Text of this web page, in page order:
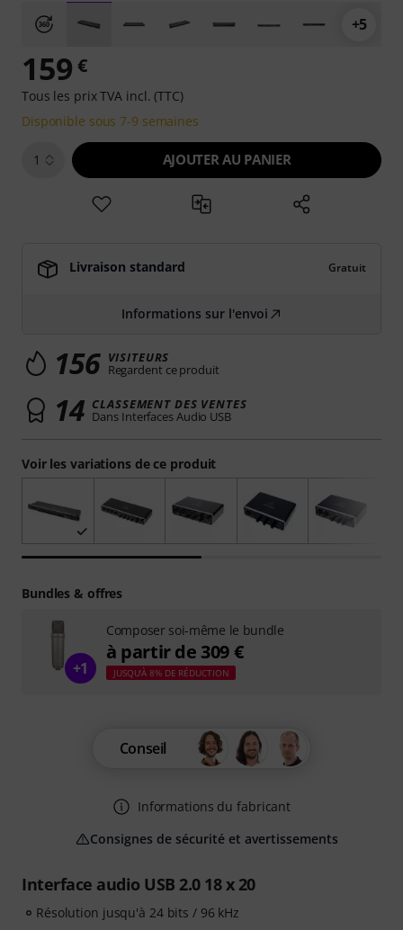
+5
Interface audio USB 2.0 18 x 20
Résolution jusqu'à 24 bits / 96 kHz
Voir les variations de ce produit
159 €
Tous les prix TVA incl. (TTC)
Disponible sous 7-9 semaines
1 AJOUTER AU PANIER
Livraison standard Gratuit
Informations sur l'envoi
156 VISITEURS
Regardent ce produit
14 CLASSEMENT DES VENTES
Dans Interfaces Audio USB
Conseil
Informations du fabricant
Consignes de sécurité et avertissements
Bundles & offres
+1
Composer soi-même le bundle
à partir de 309 €
JUSQU'À 8% DE RÉDUCTION